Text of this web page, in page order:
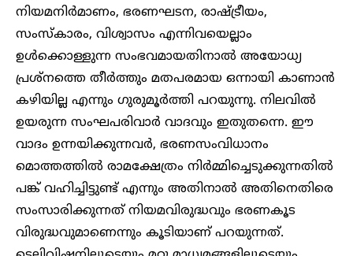
നിയമനിർമാണം, ഭരണഘടന, രാഷ്ട്രീയം,
സംസ്കാരം, വിശ്വാസം എന്നിവയെല്ലാം
ഉൾക്കൊള്ളുന്ന സംഭവമായതിനാൽ അയോധ്യ
പ്രശ്നത്തെ തീർത്തും മതപരമായ ഒന്നായി കാണാൻ
കഴിയില്ല എന്നും ഗുരുമൂർത്തി പറയുന്നു. നിലവിൽ
ഉയരുന്ന സംഘപരിവാർ വാദവും ഇതുതന്നെ. ഈ
വാദം ഉന്നയിക്കുന്നവർ, ഭരണസംവിധാനം
മൊത്തത്തിൽ രാമക്ഷേത്രം നിർമ്മിച്ചെടുക്കുന്നതിൽ
പങ്ക് വഹിച്ചിട്ടുണ്ട് എന്നും അതിനാൽ അതിനെതിരെ
സംസാരിക്കുന്നത് നിയമവിരുദ്ധവും ഭരണകൂട
വിരുദ്ധവുമാണെന്നും കൂടിയാണ് പറയുന്നത്.